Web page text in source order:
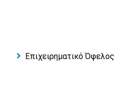
Επιχειρηματικό Όφελος